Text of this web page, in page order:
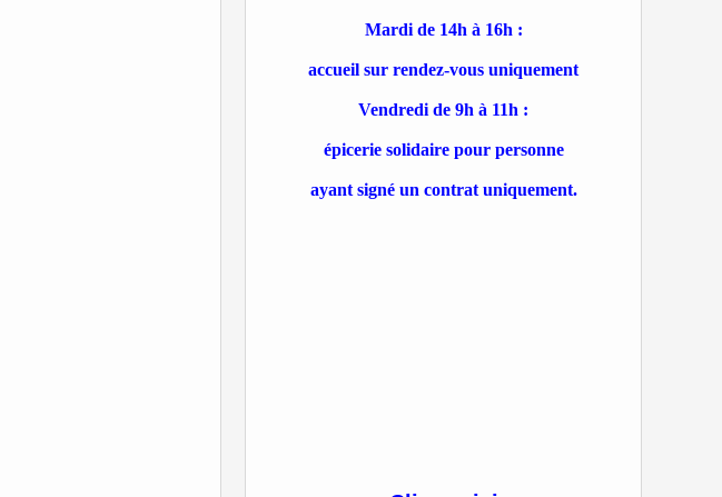
Mardi de 14h à 16h :
accueil sur rendez-vous uniquement
Vendredi de 9h à 11h :
épicerie solidaire pour personne
ayant signé un contrat uniquement.